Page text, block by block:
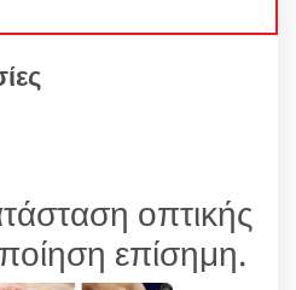
οπτικής
επίσημη.